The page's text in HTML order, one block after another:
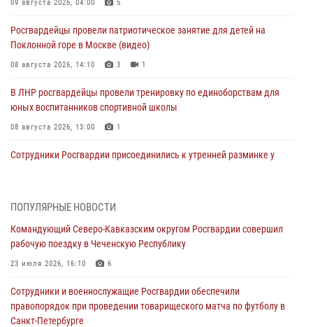
09 августа 2026, 04:00 5
Росгвардейцы провели патриотическое занятие для детей на
Поклонной горе в Москве (видео)
08 августа 2026, 14:10 3 1
В ЛНР росгвардейцы провели тренировку по единоборствам для
юных воспитанников спортивной школы
08 августа 2026, 13:00 1
Сотрудники Росгвардии присоединились к утренней разминке у
в честь юбилея ведомства
08 августа 2026, 09:03
медицины с учетом опыта СВО
08 августа 2026, 09:00 2
ПОПУЛЯРНЫЕ НОВОСТИ
Командующий Северо-Кавказским округом Росгвардии совершил
рабочую поездку в Чеченскую Республику
23 июля 2026, 16:10 6
Сотрудники и военнослужащие Росгвардии обеспечили
правопорядок при проведении товарищеского матча по футболу в
Санкт-Петербурге